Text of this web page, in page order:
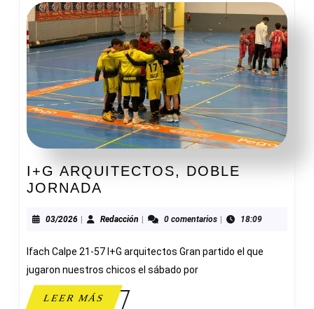
I+G ARQUITECTOS, DOBLE
JORNADA
DOBLE
03/202603/2026
| Redacción Redacción
| 0 comentarios | 18:09
Ifach Calpe 21-57 I+G arquitectos Gran partido el que
jugaron nuestros chicos el sábado por
LEER MÁSLEER